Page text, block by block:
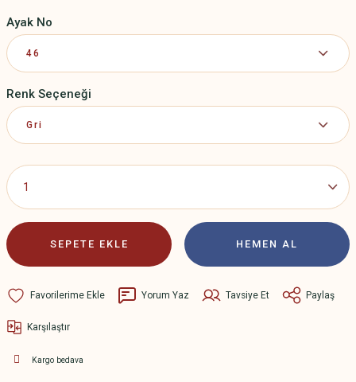
Ayak No
Renk Seçeneği
SEPETE EKLE HEMEN AL
Yorum Yaz Tavsiye Et Paylaş
Karşılaştır
Kargo bedava